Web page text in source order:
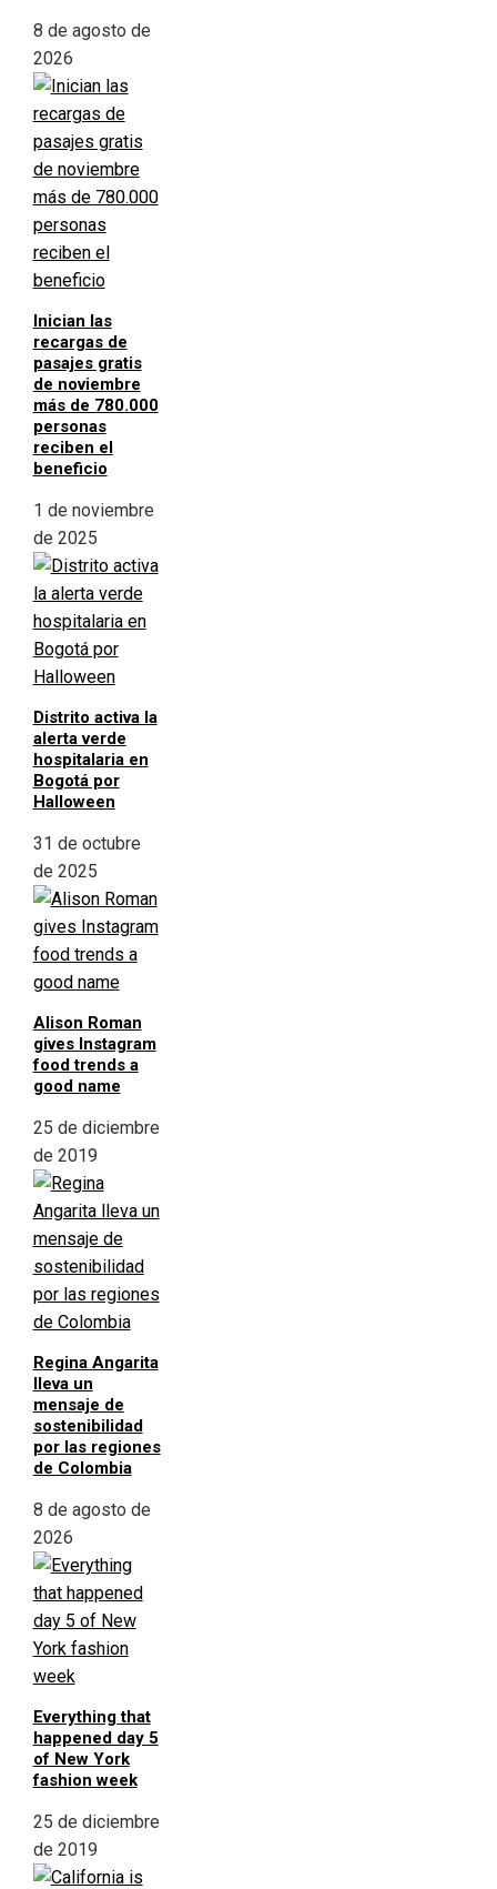
8 de agosto de
2026
Inician las
recargas de
pasajes gratis
de noviembre
más de 780.000
personas
reciben el
beneficio
1 de noviembre
de 2025
Distrito activa la
alerta verde
hospitalaria en
Bogotá por
Halloween
31 de octubre
de 2025
Alison Roman
gives Instagram
food trends a
good name
25 de diciembre
de 2019
Regina Angarita
lleva un
mensaje de
sostenibilidad
por las regiones
de Colombia
8 de agosto de
2026
Everything that
happened day 5
of New York
fashion week
25 de diciembre
de 2019